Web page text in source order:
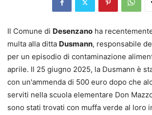
Il Comune di Desenzano ha
multa alla ditta Dusmann, responsabile
per un episodio di contaminazione
aprile. Il 25 giugno 2025, la Dusmann è
con un'ammenda di 500 euro dopo che
serviti nella scuola elementare Don
sono stati trovati con muffa verde al loro